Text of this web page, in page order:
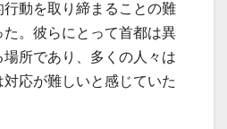
動を取り締まることの難
た。彼らにとって首都は異
所であり、多くの人々は
応が難しいと感じていた